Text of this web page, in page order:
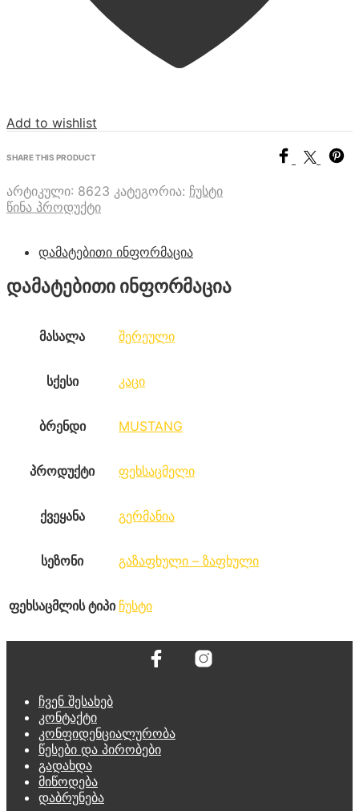
Add to wishlist
SHARE THIS PRODUCT
არტიკული: 8623 კატეგორია: ჩუსტი
წინა პროდუქტი
დამატებითი ინფორმაცია
დამატებითი ინფორმაცია
მასალა შერეული
სქესი კაცი
ბრენდი MUSTANG
პროდუქტი ფეხსაცმელი
ქვეყანა გერმანია
სეზონი გაზაფხული – ზაფხული
ფეხსაცმლის ტიპი ჩუსტი
ჩვენ შესახებ
კონტაქტი
კონფიდენციალურობა
წესები და პირობები
გადახდა
მიწოდება
დაბრუნება